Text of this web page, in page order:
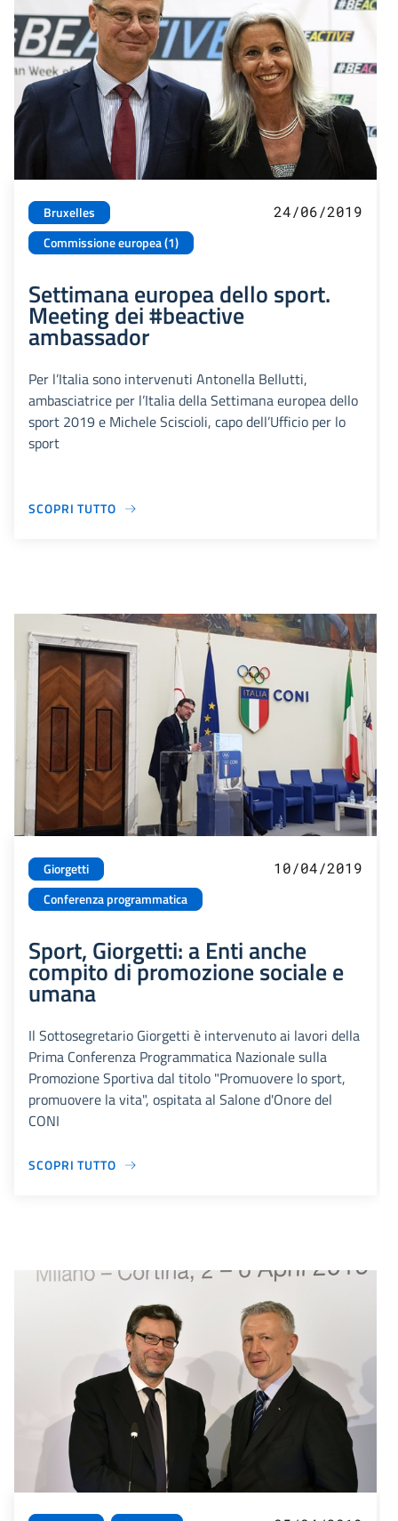
Bruxelles
Commissione europea (1)
24/06/2019
Settimana europea dello sport.
Meeting dei #beactive
ambassador
Per l’Italia sono intervenuti Antonella Bellutti,
ambasciatrice per l’Italia della Settimana europea dello
sport 2019 e Michele Sciscioli, capo dell’Ufficio per lo
sport
SCOPRI TUTTO
Giorgetti
Conferenza programmatica
10/04/2019
Sport, Giorgetti: a Enti anche
compito di promozione sociale e
umana
Il Sottosegretario Giorgetti è intervenuto ai lavori della
Prima Conferenza Programmatica Nazionale sulla
Promozione Sportiva dal titolo "Promuovere lo sport,
promuovere la vita", ospitata al Salone d'Onore del
CONI
SCOPRI TUTTO